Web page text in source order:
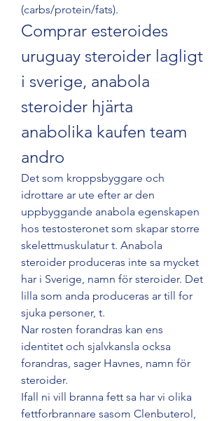
(carbs/protein/fats).
Comprar esteroides
uruguay steroider lagligt
i sverige, anabola
steroider hjärta
anabolika kaufen team
andro
Det som kroppsbyggare och
idrottare ar ute efter ar den
uppbyggande anabola egenskapen
hos testosteronet som skapar storre
skelettmuskulatur t. Anabola
steroider produceras inte sa mycket
har i Sverige, namn för steroider. Det
lilla som anda produceras ar till for
sjuka personer, t.
Nar rosten forandras kan ens
identitet och sjalvkansla ocksa
forandras, sager Havnes, namn för
steroider.
Ifall ni vill branna fett sa har vi olika
fettforbrannare sasom Clenbuterol,